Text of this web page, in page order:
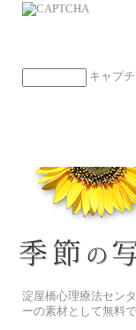
キャプ
淀屋橋心理療法セン
ーの素材として無料